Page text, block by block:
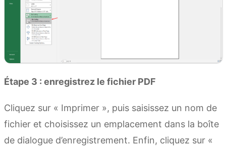
Étape 3 : enregistrez le fichier PDF
Cliquez sur « Imprimer », puis saisissez un nom de
fichier et choisissez un emplacement dans la boîte
de dialogue d’enregistrement. Enfin, cliquez sur «